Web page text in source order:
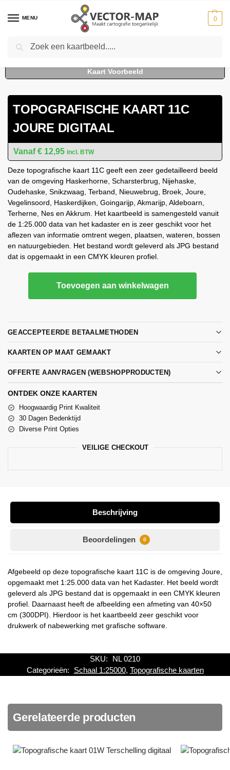
MENU 0
Home Kaarten - Topografische kaarten
TOPOGRAFISCHE KAART 11C
JOURE DIGITAAL
€ 12,95 incl. BTW
Deze topografische kaart 11C geeft een zeer gedetailleerd beeld
van de omgeving Haskerhorne, Scharsterbrug, Nijehaske,
Oudehaske, Snikzwaag, Terband, Nieuwebrug, Broek, Joure,
Vegelinsoord, Haskerdijken, Goingarijp, Akmarijp, Aldeboarn,
Terherne, Nes en Akkrum. Het kaartbeeld is samengesteld vanuit
de 1:25.000 data van het kadaster en is zeer geschikt voor het
aflezen van informatie omtrent wegen, plaatsen, wateren, bossen
en natuurgebieden. Het bestand wordt geleverd als JPG bestand
dat is opgemaakt in een CMYK kleuren profiel.
Toevoegen aan winkelwagen
GEACCEPTEERDE BETAALMETHODEN
KAARTEN OP MAAT GEMAAKT
OFFERTE AANVRAGEN (WEBSHOPPRODUCTEN)
ONTDEK ONZE KAARTEN
Hoogwaardig Print Kwaliteit
30 Dagen Bedenktijd
Diverse Print Opties
VEILIGE CHECKOUT
Beschrijving
Beoordelingen 0
Afgebeeld op deze topografische kaart 11C is de omgeving Joure,
opgemaakt met 1:25.000 data van het Kadaster. Het beeld wordt
geleverd als JPG bestand dat is opgemaakt in een CMYK kleuren
profiel. Daarnaast heeft de afbeelding een afmeting van 40×50
cm (300DPI). Hierdoor is het kaartbeeld zeer geschikt voor
drukwerk of nabewerking met grafische software.
SKU:
NL 0210
Categorieën:
Schaal 1:25000, Topografische kaarten
Gerelateerde producten